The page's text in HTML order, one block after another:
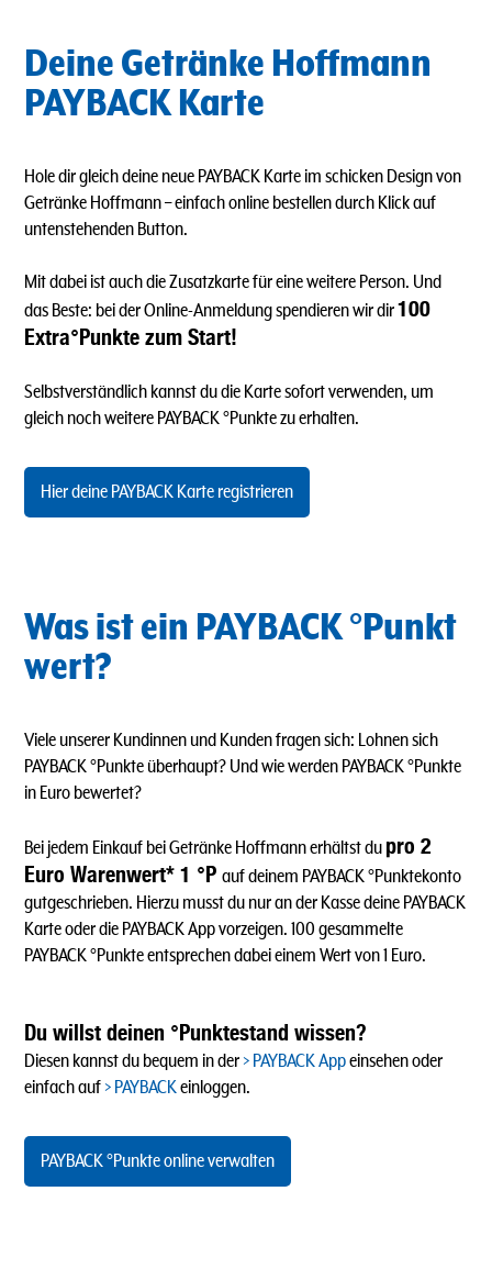
Deine Getränke Hoffmann
PAYBACK Karte
Hole dir gleich deine neue PAYBACK Karte im schicken Design von
Getränke Hoffmann – einfach online bestellen durch Klick auf
untenstehenden Button.
Mit dabei ist auch die Zusatzkarte für eine weitere Person. Und
das Beste: bei der Online-Anmeldung spendieren wir dir100
Extra°Punkte zum Start!
Selbstverständlich kannst du die Karte sofort verwenden, um
gleich noch weitere PAYBACK °Punkte zu erhalten.
Hier deine PAYBACK Karte registrieren
Was ist ein PAYBACK °Punkt
wert?
Viele unserer Kundinnen und Kunden fragen sich: Lohnen sich
PAYBACK °Punkte überhaupt? Und wie werden PAYBACK °Punkte
in Euro bewertet?
Bei jedem Einkauf bei Getränke Hoffmann erhältst du pro 2
Euro Warenwert* 1 °P auf deinem PAYBACK °Punktekonto
gutgeschrieben. Hierzu musst du nur an der Kasse deine PAYBACK
Karte oder die PAYBACK App vorzeigen. 100 gesammelte
PAYBACK °Punkte entsprechen dabei einem Wert von 1 Euro.
Du willst deinen °Punktestand wissen?
Diesen kannst du bequem in der PAYBACK Appeinsehen oder
einfach auf
PAYBACKeinloggen.
PAYBACK °Punkte online verwalten